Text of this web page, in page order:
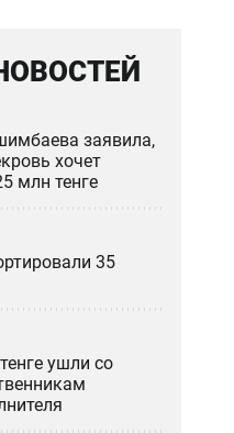
заявила,
хочет
млн тенге
35
ушли со